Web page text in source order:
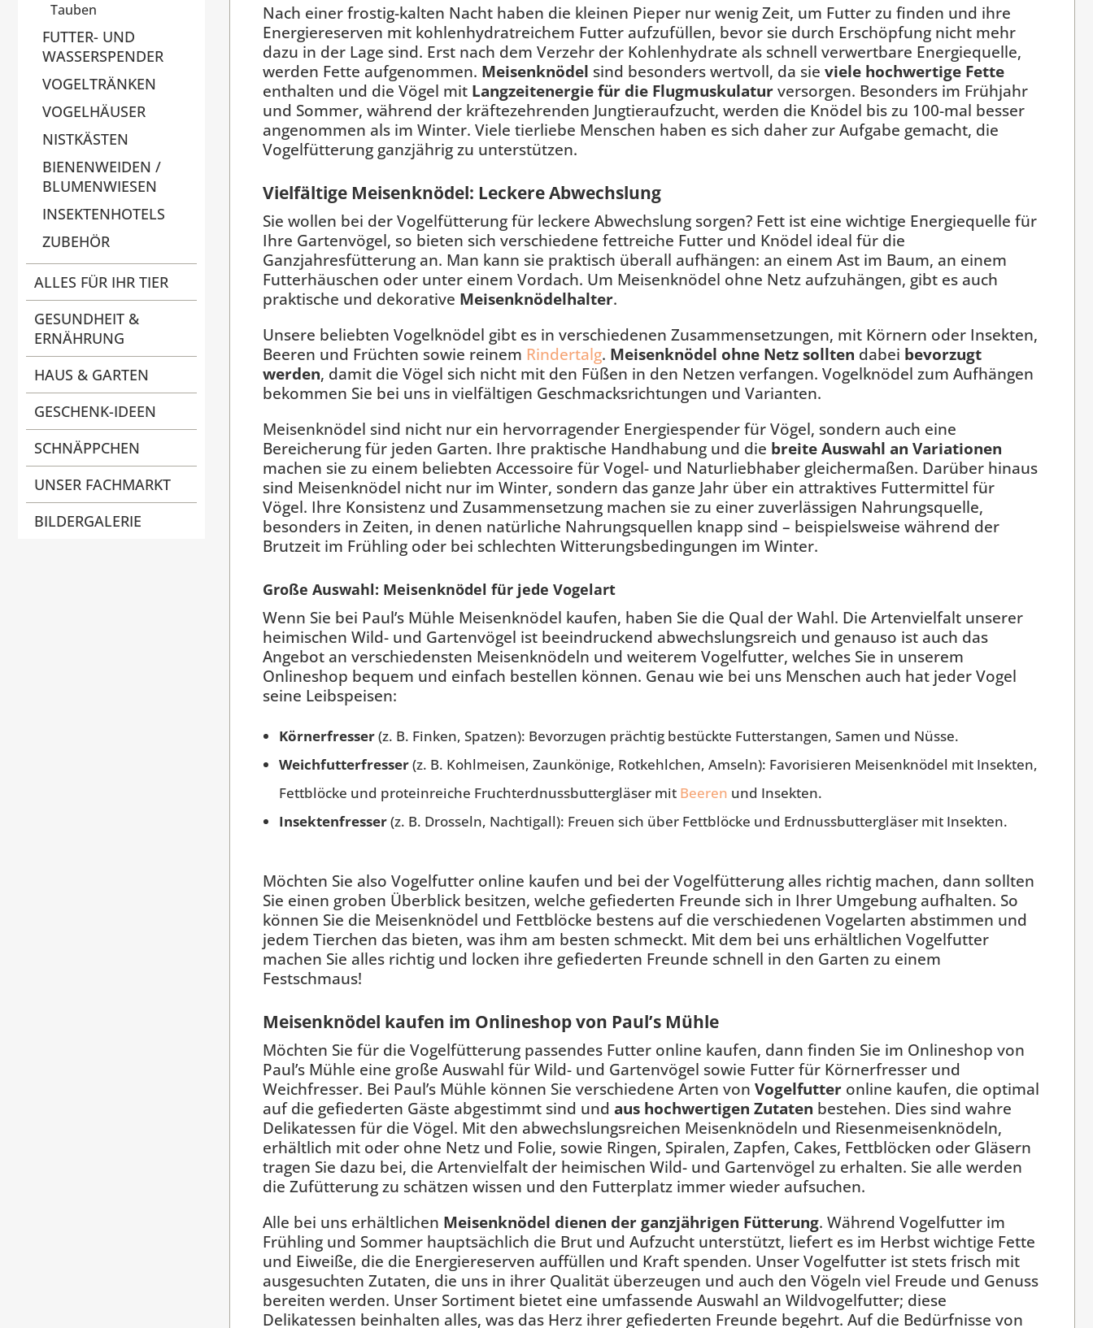
Tauben
FUTTER- UND
WASSERSPENDER
VOGELTRÄNKEN
VOGELHÄUSER
NISTKÄSTEN
BIENENWEIDEN /
BLUMENWIESEN
INSEKTENHOTELS
ZUBEHÖR
ALLES FÜR IHR TIER
GESUNDHEIT &
ERNÄHRUNG
HAUS & GARTEN
GESCHENK-IDEEN
SCHNÄPPCHEN
UNSER FACHMARKT
BILDERGALERIE
Nach einer frostig-kalten Nacht haben die kleinen Pieper nur wenig Zeit, um Futter zu finden und ihre
Energiereserven mit kohlenhydratreichem Futter aufzufüllen, bevor sie durch Erschöpfung nicht mehr
dazu in der Lage sind. Erst nach dem Verzehr der Kohlenhydrate als schnell verwertbare Energiequelle,
werden Fette aufgenommen. Meisenknödel sind besonders wertvoll, da sie viele hochwertige Fette
enthalten und die Vögel mit Langzeitenergie für die Flugmuskulaturversorgen. Besonders im Frühjahr
und Sommer, während der kräftezehrenden Jungtieraufzucht, werden die Knödel bis zu 100-mal besser
angenommen als im Winter. Viele tierliebe Menschen haben es sich daher zur Aufgabe gemacht, die
Vogelfütterung ganzjährig zu unterstützen.
Vielfältige Meisenknödel: Leckere Abwechslung
Sie wollen bei der Vogelfütterung für leckere Abwechslung sorgen? Fett ist eine wichtige Energiequelle für
Ihre Gartenvögel, so bieten sich verschiedene fettreiche Futter und Knödel ideal für die
Ganzjahresfütterung an. Man kann sie praktisch überall aufhängen: an einem Ast im Baum, an einem
Futterhäuschen oder unter einem Vordach. Um Meisenknödel ohne Netz aufzuhängen, gibt es auch
praktische und dekorative Meisenknödelhalter.
Unsere beliebten Vogelknödel gibt es in verschiedenen Zusammensetzungen, mit Körnern oder Insekten,
Beeren und Früchten sowie reinem Rindertalg. Meisenknödel ohne Netzsollten dabei bevorzugt
werden, damit die Vögel sich nicht mit den Füßen in den Netzen verfangen. Vogelknödel zum Aufhängen
bekommen Sie bei uns in vielfältigen Geschmacksrichtungen und Varianten.
Meisenknödel sind nicht nur ein hervorragender Energiespender für Vögel, sondern auch eine
Bereicherung für jeden Garten. Ihre praktische Handhabung und die breite Auswahl an Variationen
machen sie zu einem beliebten Accessoire für Vogel- und Naturliebhaber gleichermaßen. Darüber hinaus
sind Meisenknödel nicht nur im Winter, sondern das ganze Jahr über ein attraktives Futtermittel für
Vögel. Ihre Konsistenz und Zusammensetzung machen sie zu einer zuverlässigen Nahrungsquelle,
besonders in Zeiten, in denen natürliche Nahrungsquellen knapp sind – beispielsweise während der
Brutzeit im Frühling oder bei schlechten Witterungsbedingungen im Winter.
Große Auswahl: Meisenknödel für jede Vogelart
Wenn Sie bei Paul’s Mühle Meisenknödel kaufen, haben Sie die Qual der Wahl. Die Artenvielfalt unserer
heimischen Wild- und Gartenvögel ist beeindruckend abwechslungsreich und genauso ist auch das
Angebot an verschiedensten Meisenknödeln und weiterem Vogelfutter, welches Sie in unserem
Onlineshop bequem und einfach bestellen können. Genau wie bei uns Menschen auch hat jeder Vogel
seine Leibspeisen:
Körnerfresser(z. B. Finken, Spatzen): Bevorzugen prächtig bestückte Futterstangen, Samen und Nüsse.
Weichfutterfresser(z. B. Kohlmeisen, Zaunkönige, Rotkehlchen, Amseln): Favorisieren Meisenknödel mit Insekten,
Fettblöcke und proteinreiche Fruchterdnussbuttergläser mit Beeren und Insekten.
Insektenfresser(z. B. Drosseln, Nachtigall): Freuen sich über Fettblöcke und Erdnussbuttergläser mit Insekten.
Möchten Sie also Vogelfutter online kaufen und bei der Vogelfütterung alles richtig machen, dann sollten
Sie einen groben Überblick besitzen, welche gefiederten Freunde sich in Ihrer Umgebung aufhalten. So
können Sie die Meisenknödel und Fettblöcke bestens auf die verschiedenen Vogelarten abstimmen und
jedem Tierchen das bieten, was ihm am besten schmeckt. Mit dem bei uns erhältlichen Vogelfutter
machen Sie alles richtig und locken ihre gefiederten Freunde schnell in den Garten zu einem
Festschmaus!
Meisenknödel kaufen im Onlineshop von Paul’s Mühle
Möchten Sie für die Vogelfütterung passendes Futter online kaufen, dann finden Sie im Onlineshop von
Paul’s Mühle eine große Auswahl für Wild- und Gartenvögel sowie Futter für Körnerfresser und
Weichfresser. Bei Paul’s Mühle können Sie verschiedene Arten von Vogelfutter online kaufen, die optimal
auf die gefiederten Gäste abgestimmt sind und aus hochwertigen Zutaten bestehen. Dies sind wahre
Delikatessen für die Vögel. Mit den abwechslungsreichen Meisenknödeln und Riesenmeisenknödeln,
erhältlich mit oder ohne Netz und Folie, sowie Ringen, Spiralen, Zapfen, Cakes, Fettblöcken oder Gläsern
tragen Sie dazu bei, die Artenvielfalt der heimischen Wild- und Gartenvögel zu erhalten. Sie alle werden
die Zufütterung zu schätzen wissen und den Futterplatz immer wieder aufsuchen.
Alle bei uns erhältlichen Meisenknödel dienen der ganzjährigen Fütterung. Während Vogelfutter im
Frühling und Sommer hauptsächlich die Brut und Aufzucht unterstützt, liefert es im Herbst wichtige Fette
und Eiweiße, die die Energiereserven auffüllen und Kraft spenden. Unser Vogelfutter ist stets frisch mit
ausgesuchten Zutaten, die uns in ihrer Qualität überzeugen und auch den Vögeln viel Freude und Genuss
bereiten werden. Unser Sortiment bietet eine umfassende Auswahl an Wildvogelfutter; diese
Delikatessen beinhalten alles, was das Herz ihrer gefiederten Freunde begehrt. Auf die Bedürfnisse von